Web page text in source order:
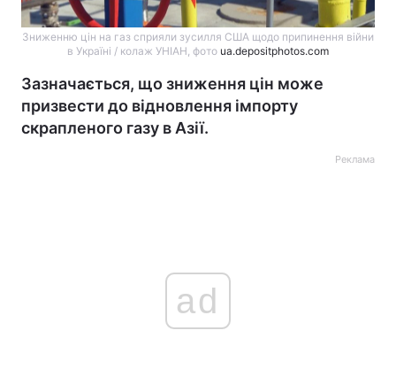
Зниженню цін на газ сприяли зусилля США щодо припинення війни
в Україні / колаж УНІАН, фото ua.depositphotos.com
Зазначається, що зниження цін може
призвести до відновлення імпорту
скрапленого газу в Азії.
Реклама
ad